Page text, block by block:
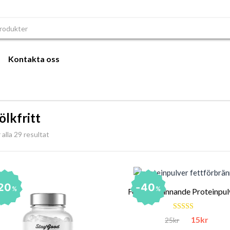
Kontakta oss
alla 29 resultat
% 40%
Betygsatt
25kr Det
15kr